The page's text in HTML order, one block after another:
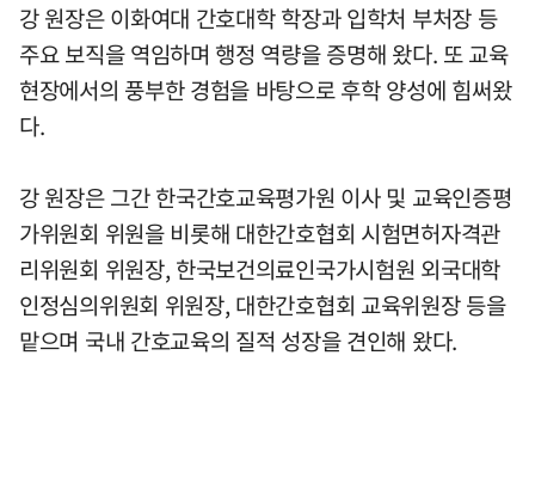
강 원장은 이화여대 간호대학 학장과 입학처 부처장 등
주요 보직을 역임하며 행정 역량을 증명해 왔다. 또 교육
현장에서의 풍부한 경험을 바탕으로 후학 양성에 힘써왔
다.
강 원장은 그간 한국간호교육평가원 이사 및 교육인증평
가위원회 위원을 비롯해 대한간호협회 시험면허자격관
리위원회 위원장, 한국보건의료인국가시험원 외국대학
인정심의위원회 위원장, 대한간호협회 교육위원장 등을
맡으며 국내 간호교육의 질적 성장을 견인해 왔다.